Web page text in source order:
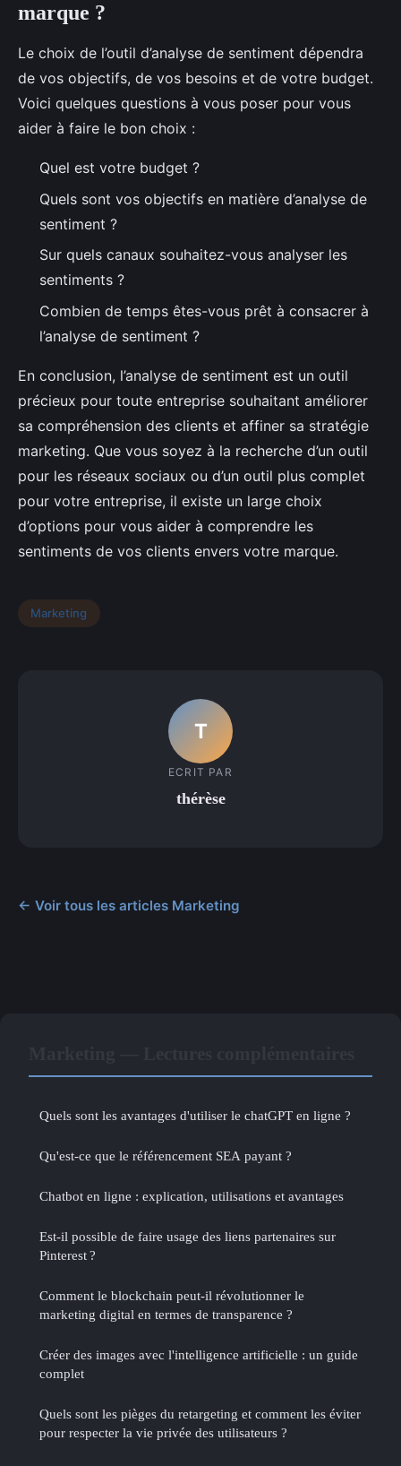
marque ?
Le choix de l’outil d’analyse de sentiment dépendra
de vos objectifs, de vos besoins et de votre budget.
Voici quelques questions à vous poser pour vous
aider à faire le bon choix :
Quel est votre budget ?
Quels sont vos objectifs en matière d’analyse de
sentiment ?
Sur quels canaux souhaitez-vous analyser les
sentiments ?
Combien de temps êtes-vous prêt à consacrer à
l’analyse de sentiment ?
En conclusion, l’analyse de sentiment est un outil
précieux pour toute entreprise souhaitant améliorer
sa compréhension des clients et affiner sa stratégie
marketing. Que vous soyez à la recherche d’un outil
pour les réseaux sociaux ou d’un outil plus complet
pour votre entreprise, il existe un large choix
d’options pour vous aider à comprendre les
sentiments de vos clients envers votre marque.
Marketing
T
ECRIT PAR
thérèse
← Voir tous les articles Marketing
Quels sont les avantages d'utiliser le chatGPT en ligne ?
Qu'est-ce que le référencement SEA payant ?
Chatbot en ligne : explication, utilisations et avantages
Est-il possible de faire usage des liens partenaires sur
Pinterest ?
Comment le blockchain peut-il révolutionner le
marketing digital en termes de transparence ?
Créer des images avec l'intelligence artificielle : un guide
complet
Quels sont les pièges du retargeting et comment les éviter
pour respecter la vie privée des utilisateurs ?